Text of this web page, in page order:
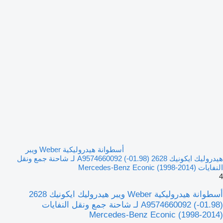
أسطوانة هيدروليكية Weber ويبر
هيدروليك ايكونيك 2628 (01.98-) A9574660092 لـ شاحنة جمع ونقل
النفايات Mercedes-Benz Econic (1998-2014)
4
أسطوانة هيدروليكية Weber ويبر هيدروليك ايكونيك 2628
(01.98-) A9574660092 لـ شاحنة جمع ونقل النفايات
Mercedes-Benz Econic (1998-2014)